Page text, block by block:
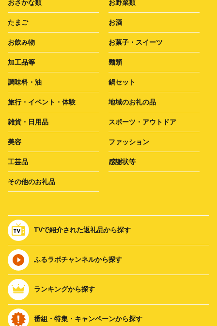
おさかな類 お野菜類
たまご お酒
お飲み物 お菓子・スイーツ
加工品等 麺類
調味料・油 鍋セット
旅行・イベント・体験 地域のお礼の品
雑貨・日用品 スポーツ・アウトドア
美容 ファッション
工芸品 感謝状等
その他のお礼品
TVで紹介された返礼品から探す
ふるラボチャンネルから探す
ランキングから探す
番組・特集・キャンペーンから探す